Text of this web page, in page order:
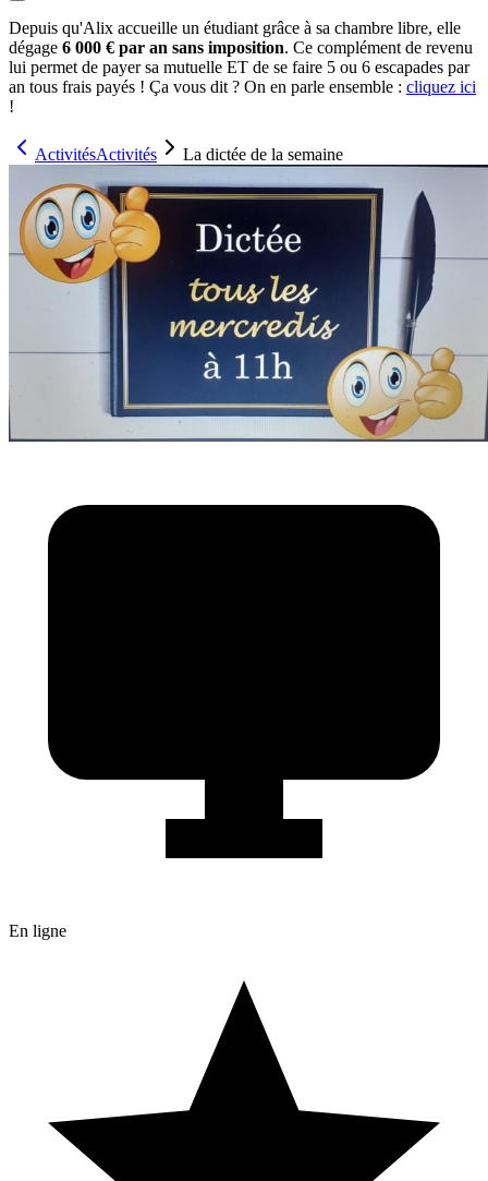
Depuis qu'Alix accueille un étudiant grâce à sa chambre libre, elle
dégage 6 000 € par an sans imposition. Ce complément de revenu
lui permet de payer sa mutuelle ET de se faire 5 ou 6 escapades par
an tous frais payés ! Ça vous dit ? On en parle ensemble : cliquez ici
!
ActivitésActivités La dictée de la semaine
En ligne